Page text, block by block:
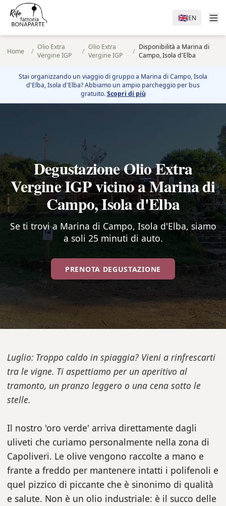
🇬🇧EN
Home / Olio Extra
Vergine IGP
/ Olio Extra
Vergine IGP
/ Disponibilità a Marina di
Campo, Isola d'Elba
Stai organizzando un viaggio di gruppo a Marina di Campo, Isola
d'Elba, Isola d'Elba? Abbiamo un ampio parcheggio per bus
gratuito. Scopri di più
Degustazione Olio Extra
Vergine IGP vicino a Marina di
Campo, Isola d'Elba
Se ti trovi a Marina di Campo, Isola d'Elba, siamo
a soli 25 minuti di auto.
PRENOTA DEGUSTAZIONE
Luglio: Troppo caldo in spiaggia? Vieni a rinfrescarti
tra le vigne. Ti aspettiamo per un aperitivo al
tramonto, un pranzo leggero o una cena sotto le
stelle.
Il nostro 'oro verde' arriva direttamente dagli
uliveti che curiamo personalmente nella zona di
Capoliveri. Le olive vengono raccolte a mano e
frante a freddo per mantenere intatti i polifenoli e
quel pizzico di piccante che è sinonimo di qualità
e salute. Non è un olio industriale: è il succo delle